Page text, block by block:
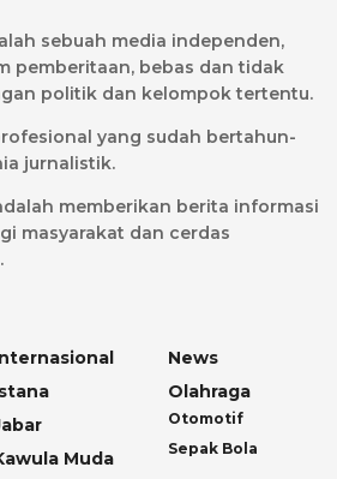
sebuah media independen,
pemberitaan, bebas dan tidak
politik dan kelompok tertentu.
yang sudah bertahun-
jurnalistik.
memberikan berita informasi
masyarakat dan cerdas
Muda
News
Olahraga
Otomotif
Sepak Bola